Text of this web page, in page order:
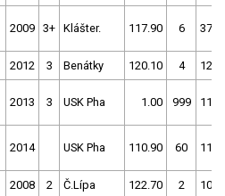
2009 3+ Klášter. 117.90 6
2012 3 Benátky 120.10 4
2013 3 USK Pha 1.00 999
2014 USK Pha 110.90 60
2008 2 Č.Lípa 122.70 2